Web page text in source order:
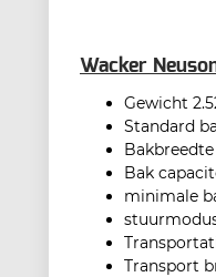
Wacker
Gewicht
Standard
Bakbreedte
Bak
minimale
Transport